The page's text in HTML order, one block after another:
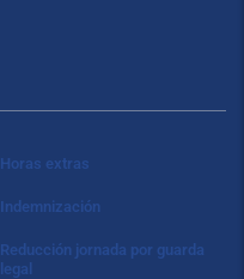
Horas extras
Indemnización
Reducción jornada por guarda
legal